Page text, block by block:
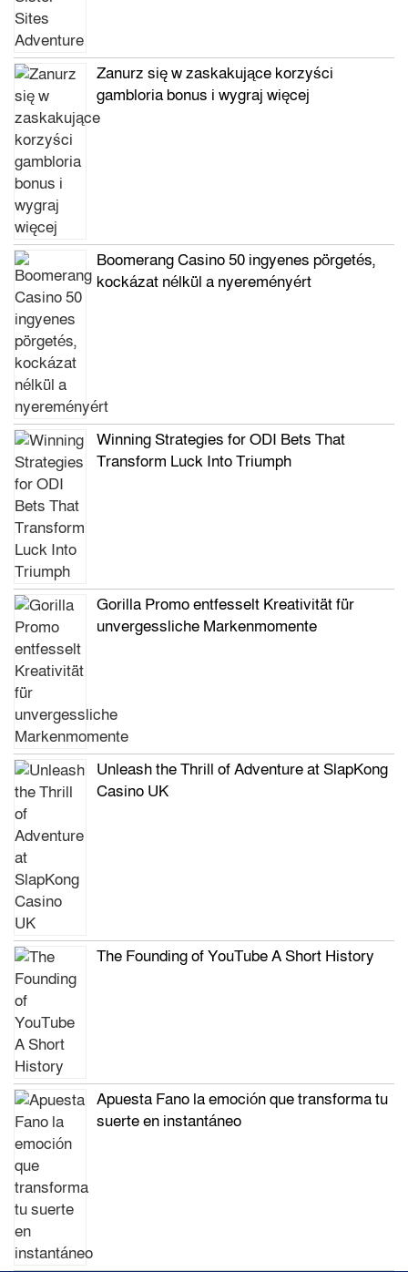
Zanurz się w zaskakujące korzyści
gambloria bonus i wygraj więcej
Boomerang Casino 50 ingyenes pörgetés,
kockázat nélkül a nyereményért
Winning Strategies for ODI Bets That
Transform Luck Into Triumph
Gorilla Promo entfesselt Kreativität für
unvergessliche Markenmomente
Unleash the Thrill of Adventure at SlapKong
Casino UK
The Founding of YouTube A Short History
Apuesta Fano la emoción que transforma tu
suerte en instantáneo